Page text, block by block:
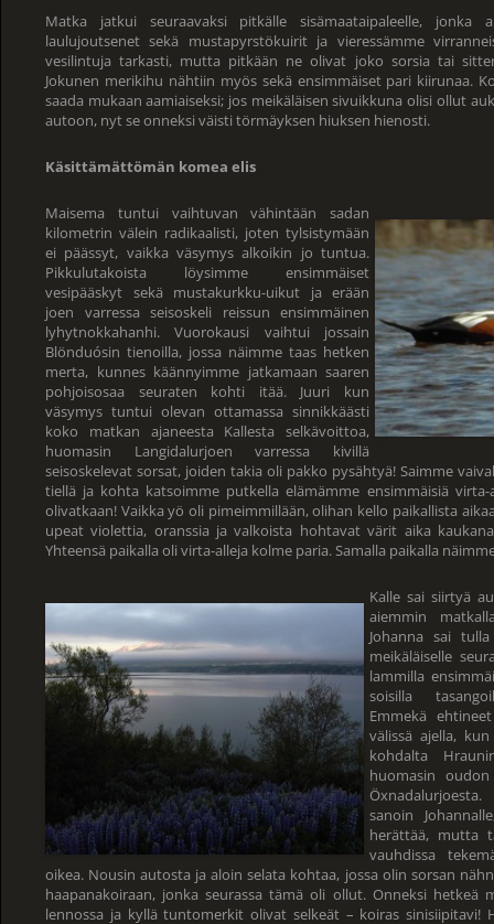
Matka jatkui seuraavaksi pitkälle sisämaataipaleelle, jonka
laulujoutsenet sekä mustapyrstökuirit ja vieressämme
vesilintuja tarkasti, mutta pitkään ne olivat joko sorsia tai
Jokunen merikihu nähtiin myös sekä ensimmäiset pari kiirunaa.
saada mukaan aamiaiseksi; jos meikäläisen sivuikkuna olisi ollut
autoon, nyt se onneksi väisti törmäyksen hiuksen hienosti.
Käsittämättömän komea elis
Maisema tuntui vaihtuvan vähintään sadan
kilometrin välein radikaalisti, joten tylsistymään
ei päässyt, vaikka väsymys alkoikin jo tuntua.
Pikkulutakoista löysimme ensimmäiset
vesipääskyt sekä mustakurkku-uikut ja erään
joen varressa seisoskeli reissun ensimmäinen
lyhytnokkahanhi. Vuorokausi vaihtui jossain
Blönduósin tienoilla, jossa näimme taas hetken
merta, kunnes käännyimme jatkamaan saaren
pohjoisosaa seuraten kohti itää. Juuri kun
väsymys tuntui olevan ottamassa sinnikkäästi
koko matkan ajaneesta Kallesta selkävoittoa,
huomasin Langidalurjoen varressa kivillä
seisoskelevat sorsat, joiden takia oli pakko pysähtyä! Saimme
tiellä ja kohta katsoimme putkella elämämme ensimmäisiä virta-
olivatkaan! Vaikka yö oli pimeimmillään, olihan kello paikallista
upeat violettia, oranssia ja valkoista hohtavat värit aika
Yhteensä paikalla oli virta-alleja kolme paria. Samalla paikalla
Kalle sai siirtyä
aiemmin
Johanna sai
meikäläiselle
lammilla
soisilla
Emmekä
välissä ajella,
kohdalta
huomasin
sanoin
herättää, mutta
vauhdissa
oikea. Nousin autosta ja aloin selata kohtaa, jossa olin sorsan
haapanakoiraan, jonka seurassa tämä oli ollut. Onneksi hetkeä
lennossa ja kyllä tuntomerkit olivat selkeät – koiras sinisiipitavi!